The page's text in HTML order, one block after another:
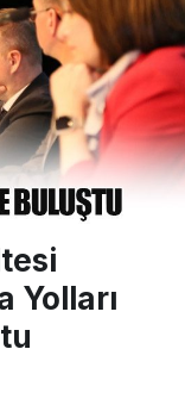
Yolları